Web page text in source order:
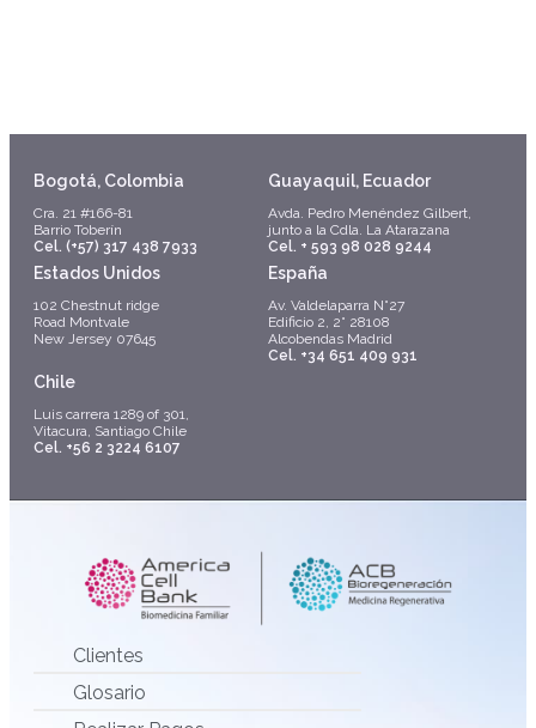
Bogotá, Colombia
Cra. 21 #166-81
Barrio Toberín
Cel. (+57) 317 438 7933
Guayaquil, Ecuador
Avda. Pedro Menéndez Gilbert,
junto a la Cdla. La Atarazana
Cel. + 593 98 028 9244
Estados Unidos
102 Chestnut ridge
Road Montvale
New Jersey 07645
España
Av. Valdelaparra N°27
Edificio 2, 2° 28108
Alcobendas Madrid
Cel. +34 651 409 931
Chile
Luis carrera 1289 of 301,
Vitacura, Santiago Chile
Cel. +56 2 3224 6107
Clientes
Glosario